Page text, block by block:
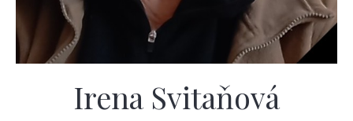
Irena Svitaňová